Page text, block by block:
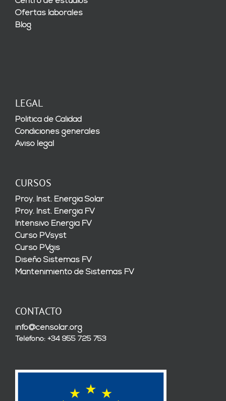
Ofertas laborales
Blog
LEGAL
Política de Calidad
Condiciones generales
Aviso legal
CURSOS
Proy. Inst. Energía Solar
Proy. Inst. Energía FV
Intensivo Energía FV
Curso PVsyst
Curso PVgis
Diseño Sistemas FV
Mantenimiento de Sistemas FV
CONTACTO
info@censolar.org
Teléfono: +34 955 725 753